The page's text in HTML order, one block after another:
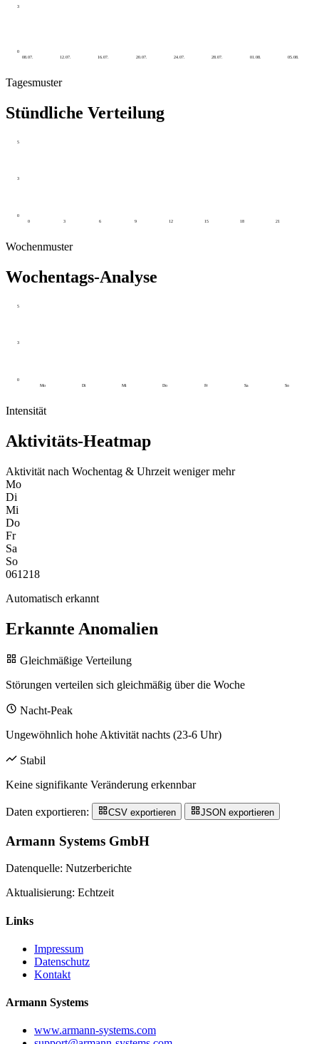
0
3
08.07. 12.07. 16.07. 20.07. 24.07. 28.07. 01.08. 05.08.
Tagesmuster
Stündliche Verteilung
0
3
5
0 3 6 9 12 15 18 21
Wochenmuster
Wochentags-Analyse
0
3
5
Mo Di Mi Do Fr Sa So
Intensität
Aktivitäts-Heatmap
Aktivität nach Wochentag & Uhrzeit wenigermehr
Mo
Di
Mi
Do
Fr
Sa
So
061218
Automatisch erkannt
Erkannte Anomalien
Gleichmäßige Verteilung
Störungen verteilen sich gleichmäßig über die Woche
Nacht-Peak
Ungewöhnlich hohe Aktivität nachts (23-6 Uhr)
Stabil
Keine signifikante Veränderung erkennbar
Daten exportieren: CSV exportieren JSON exportieren
Armann Systems GmbH
Datenquelle: Nutzerberichte
Aktualisierung: Echtzeit
Links
Impressum
Datenschutz
Kontakt
Armann Systems
www.armann-systems.com